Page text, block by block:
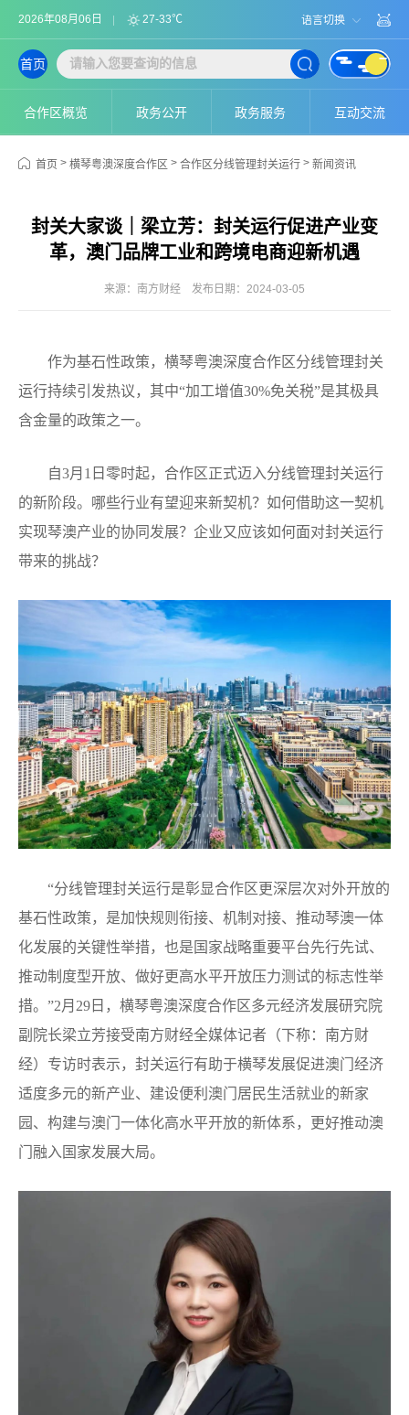
2026年08月06日 27-33℃ 语言切换
合作区概览 政务公开 政务服务 互动交流
首页
首页 > 横琴粤澳深度合作区 > 合作区分线管理封关运行 > 新闻资讯
封关大家谈｜梁立芳：封关运行促进产业变
革，澳门品牌工业和跨境电商迎新机遇
来源：南方财经 发布日期：2024-03-05
作为基石性政策，横琴粤澳深度合作区分线管理封关
运行持续引发热议，其中“加工增值30%免关税”是其极具
含金量的政策之一。
自3月1日零时起，合作区正式迈入分线管理封关运行
的新阶段。哪些行业有望迎来新契机？如何借助这一契机
实现琴澳产业的协同发展？企业又应该如何面对封关运行
带来的挑战？
“分线管理封关运行是彰显合作区更深层次对外开放的
基石性政策，是加快规则衔接、机制对接、推动琴澳一体
化发展的关键性举措，也是国家战略重要平台先行先试、
推动制度型开放、做好更高水平开放压力测试的标志性举
措。”2月29日，横琴粤澳深度合作区多元经济发展研究院
副院长梁立芳接受南方财经全媒体记者（下称：南方财
经）专访时表示，封关运行有助于横琴发展促进澳门经济
适度多元的新产业、建设便利澳门居民生活就业的新家
园、构建与澳门一体化高水平开放的新体系，更好推动澳
门融入国家发展大局。